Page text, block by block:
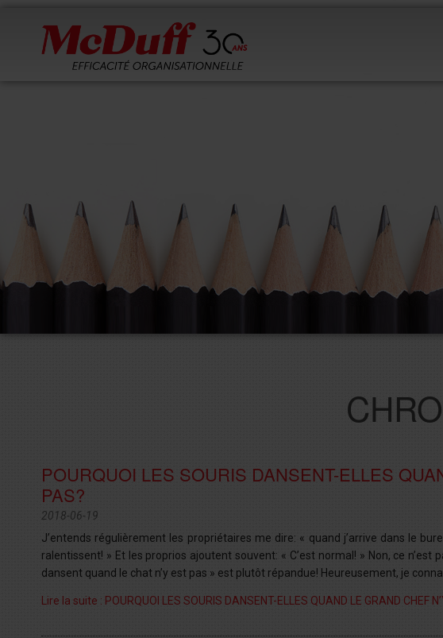
POURQUOI LES SOURIS DANSENT-ELLES
PAS?
2018-06-19
J’entends régulièrement les propriétaires me dire: « quand j’arrive dans le
ralentissent! » Et les proprios ajoutent souvent: « C’est normal! » Non, ce
dansent quand le chat n’y est pas » est plutôt répandue! Heureusement, je
Lire la suite : POURQUOI LES SOURIS DANSENT-ELLES QUAND LE GRAND CHEF